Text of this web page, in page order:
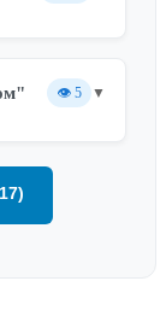
👁️ 5 ▼